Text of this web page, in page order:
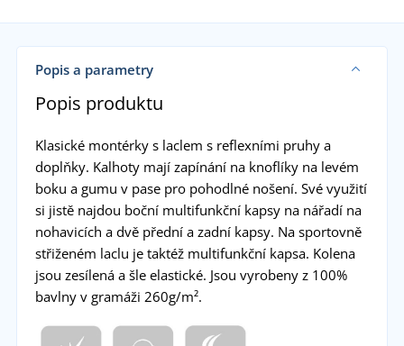
Popis a parametry
Popis produktu
Klasické montérky s laclem s reflexními pruhy a
doplňky. Kalhoty mají zapínání na knoflíky na levém
boku a gumu v pase pro pohodlné nošení. Své využití
si jistě najdou boční multifunkční kapsy na nářadí na
nohavicích a dvě přední a zadní kapsy. Na sportovně
střiženém laclu je taktéž multifunkční kapsa. Kolena
jsou zesílená a šle elastické. Jsou vyrobeny z 100%
bavlny v gramáži 260g/m².